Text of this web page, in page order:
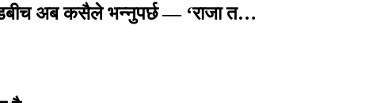
अब कसैले भन्नुपर्छ — ‘राजा त…